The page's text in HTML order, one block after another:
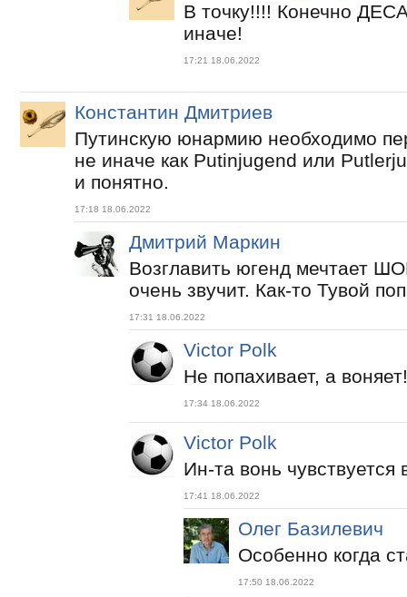
В точку!!!! Конечно
иначе!
17:21 18.06.2022
Константин Дмитриев
Путинскую юнармию необходимо
не иначе как Putinjugend или
и понятно.
17:18 18.06.2022
Дмитрий Маркин
Возглавить югенд мечтает
очень звучит. Как-то Тувой
17:31 18.06.2022
Victor Polk
Не попахивает, а
17:34 18.06.2022
Victor Polk
Ин-та вонь чувствуется
17:41 18.06.2022
Олег Базилевич
Особенно когда
17:50 18.06.2022